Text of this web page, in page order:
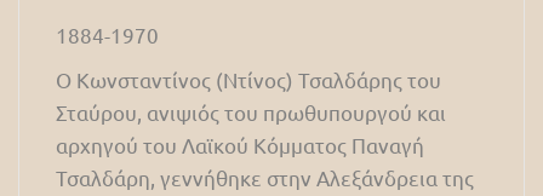
1884-1970
Ο Κωνσταντίνος (Ντίνος) Τσαλδάρης του
Σταύρου, ανιψιός του πρωθυπουργού και
αρχηγού του Λαϊκού Κόμματος Παναγή
Τσαλδάρη, γεννήθηκε στην Αλεξάνδρεια της